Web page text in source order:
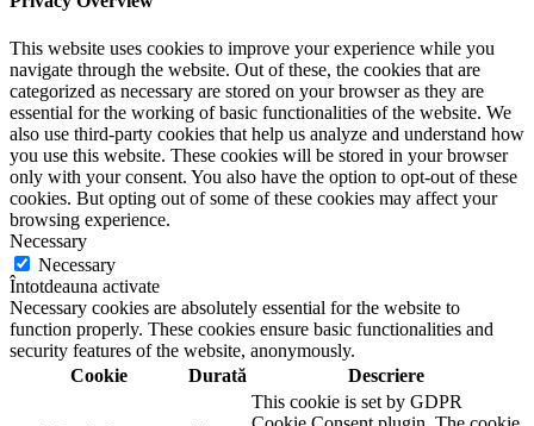
This website uses cookies to improve your experience while you
navigate through the website. Out of these, the cookies that are
categorized as necessary are stored on your browser as they are
essential for the working of basic functionalities of the website. We
also use third-party cookies that help us analyze and understand how
you use this website. These cookies will be stored in your browser
only with your consent. You also have the option to opt-out of these
cookies. But opting out of some of these cookies may affect your
browsing experience.
Necessary
Necessary
Întotdeauna activate
Necessary cookies are absolutely essential for the website to
function properly. These cookies ensure basic functionalities and
security features of the website, anonymously.
Cookie
Durată Descriere
This cookie is set by GDPR